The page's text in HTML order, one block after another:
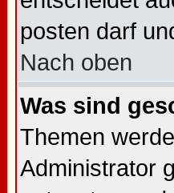
posten darf
Nach oben
Was sind
Themen
Administrator